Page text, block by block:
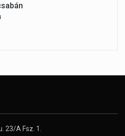
23/A Fsz. 1.